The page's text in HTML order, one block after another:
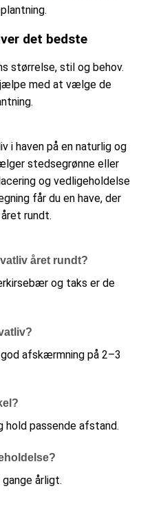
det bedste
størrelse, stil og behov.
med at vælge de
i haven på en naturlig og
stedsegrønne eller
og vedligeholdelse
får du en have, der
rundt.
året rundt?
og taks er de
afskærmning på 2–3
hold passende afstand.
årligt.